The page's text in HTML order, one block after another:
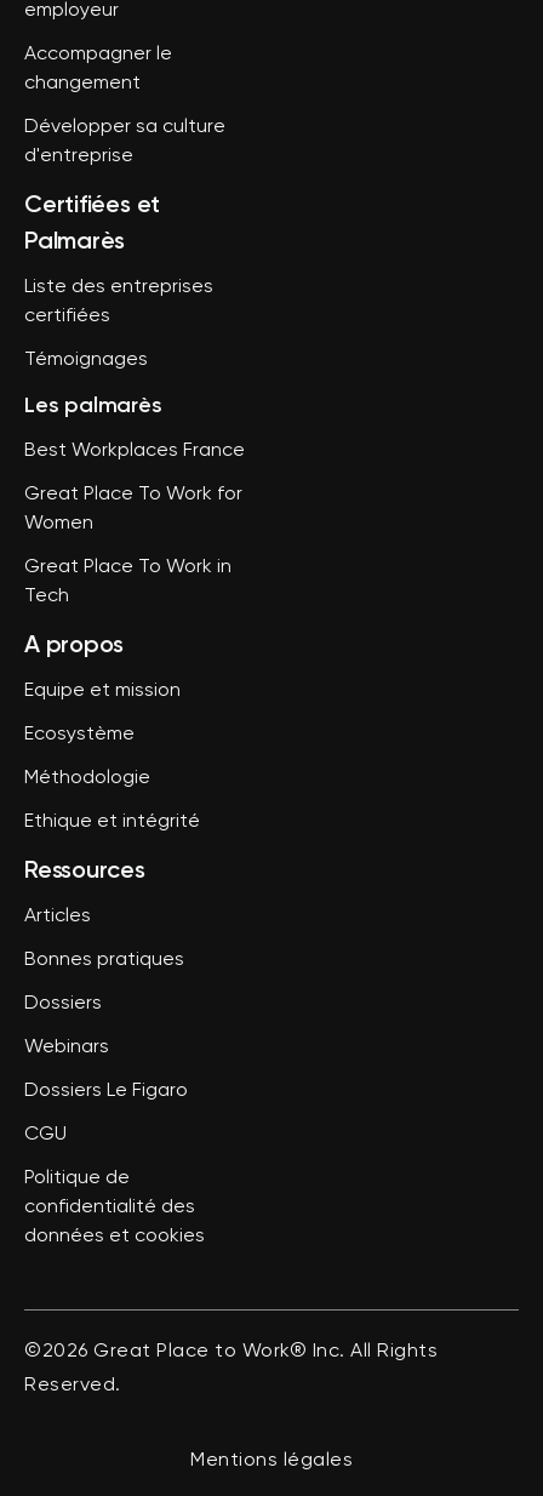
employeur
Accompagner le
changement
Développer sa culture
d'entreprise
Certifiées et
Palmarès
Liste des entreprises
certifiées
Témoignages
Les palmarès
Best Workplaces France
Great Place To Work for
Women
Great Place To Work in
Tech
A propos
Equipe et mission
Ecosystème
Méthodologie
Ethique et intégrité
Ressources
Articles
Bonnes pratiques
Dossiers
Webinars
Dossiers Le Figaro
CGU
Politique de
confidentialité des
données et cookies
©2026 Great Place to Work® Inc. All Rights
Reserved.
Mentions légales